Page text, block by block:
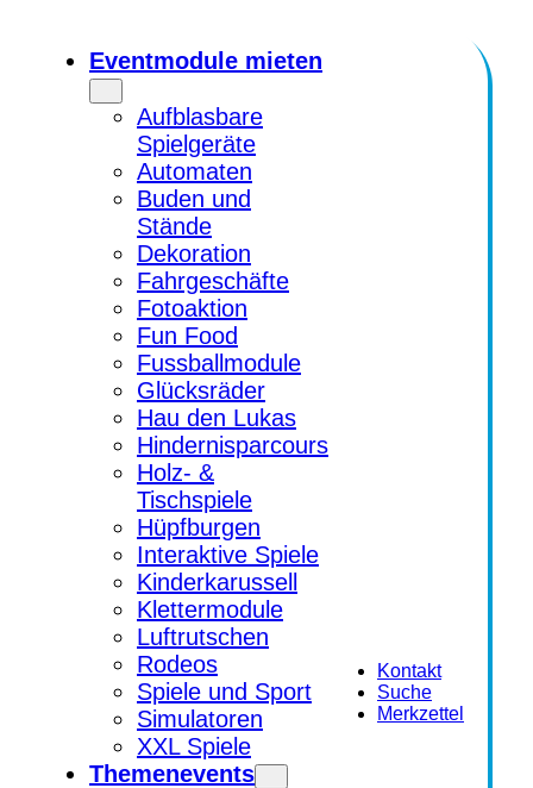
Eventmodule mieten
Aufblasbare
Spielgeräte
Automaten
Buden und
Stände
Dekoration
Fahrgeschäfte
Fotoaktion
Fun Food
Fussballmodule
Glücksräder
Hau den Lukas
Hindernisparcours
Holz- &
Tischspiele
Hüpfburgen
Interaktive Spiele
Kinderkarussell
Klettermodule
Luftrutschen
Rodeos
Spiele und Sport
Simulatoren
XXL Spiele
Themenevents
Kontakt
Suche
Merkzettel